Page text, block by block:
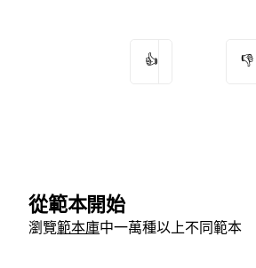
👍 👎
從範本開始
瀏覽範本庫中一萬種以上不同範本